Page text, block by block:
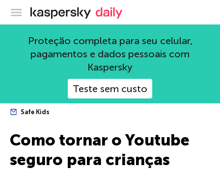
Blog oficial da Kaspersky
Proteção completa para seu celular,
pagamentos e dados pessoais com
Kaspersky
Teste sem custo
Safe Kids
Como tornar o Youtube
seguro para crianças